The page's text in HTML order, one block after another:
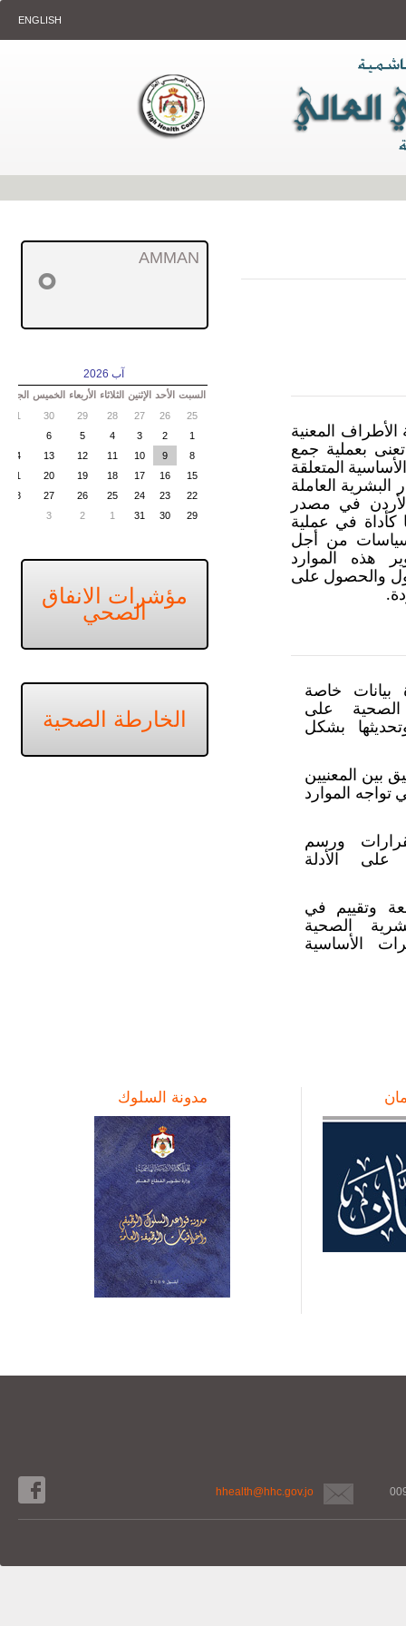
ENGLISH
الأطراف المعنية
بعملية جمع
المتعلقة
البشرية العاملة
في مصدر
كأداة في عملية
من أجل
هذه الموارد
والحصول على
بيانات خاصة
الصحية على
بشكل
بين المعنيين
تواجه الموارد
ورسم
على الأدلة
وتقييم في
الصحية
الأساسية
AMMAN
°
آب 2026
السبت الأحد الإثنين الثلاثاء الأربعاء الخميس الجمعة
25
26
27
28
29
30
31
1
2
3
4
5
6
8
9
10
11
12
13
14
15
16
17
18
19
20
21
22
23
24
25
26
27
28
29
30
31
1
2
3
مؤشرات الانفاق
الصحي
الخارطة الصحية
مدونة السلوك
hhealth@hhc.gov.jo